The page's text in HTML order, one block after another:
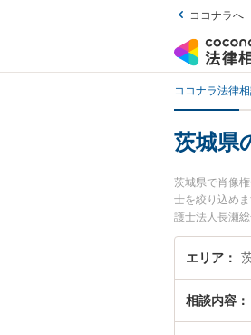
ココナラへ
ココナラ法律
茨城県
茨城県で肖像
士を絞り込め
護士法人長瀬
夜間に発生し
相談できる茨
エリア
相談内容